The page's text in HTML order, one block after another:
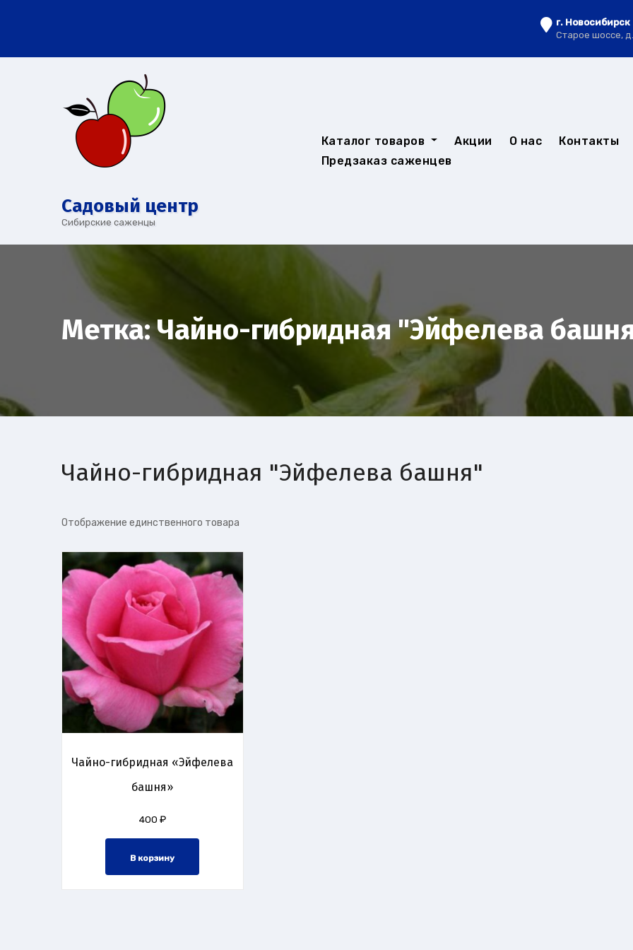
г. Новосибирск
Старое шоссе,
Cадовый центр
Сибирские саженцы
Каталог товаров Акции О нас
Контакты
Предзаказ саженцев
Метка:Чайно-гибридная "Эйфелева
Чайно-гибридная "Эйфелева башня"
Отображение единственного товара
Чайно-гибридная «Эйфелева
башня»
400 ₽
В корзину